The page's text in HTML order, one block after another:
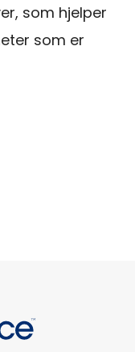
som hjelper
som er